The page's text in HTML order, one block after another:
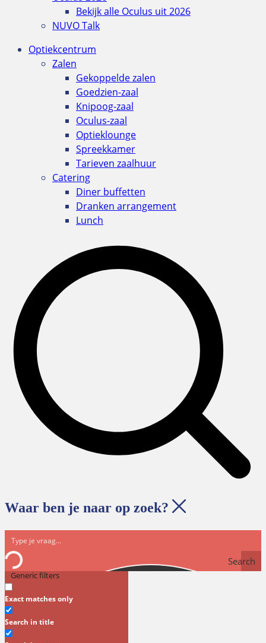
Bekijk alle Oculus uit 2026
NUVO Talk
Optiekcentrum
Zalen
Gekoppelde zalen
Goedzien-zaal
Knipoog-zaal
Oculus-zaal
Optieklounge
Spreekkamer
Tarieven zaalhuur
Catering
Diner buffetten
Dranken arrangement
Lunch
Waar ben je naar op zoek?
Search
Generic filters
Exact matches only
Search in title